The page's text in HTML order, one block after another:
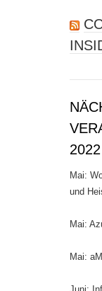
2022
Mai:
und
Mai:
Mai: